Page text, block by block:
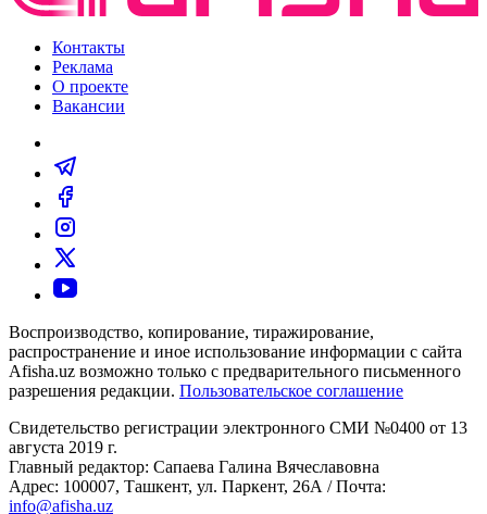
Контакты
Реклама
О проекте
Вакансии
Воспроизводство, копирование, тиражирование,
распространение и иное использование информации с сайта
Afisha.uz возможно только с предварительного письменного
разрешения редакции. Пользовательское соглашение
Свидетельство регистрации электронного СМИ №0400 от 13
августа 2019 г.
Главный редактор: Сапаева Галина Вячеславовна
Адрес: 100007, Ташкент, ул. Паркент, 26А / Почта:
info@afisha.uz